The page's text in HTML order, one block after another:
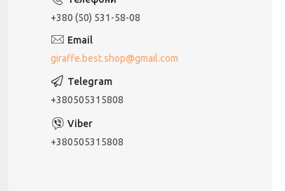
+380 (50) 531-58-08
giraffe.best.shop@gmail.com
+380505315808
+380505315808